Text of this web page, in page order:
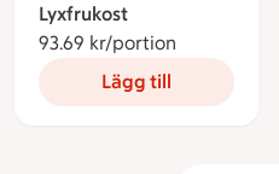
Lyxfrukost
93.69 kr/portion
Lägg till